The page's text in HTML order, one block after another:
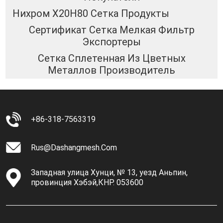
Нихром Х20Н80 Сетка Продукты
Сертификат Сетка Мелкая Фильтр
Экспортеры
Сетка Сплетенная Из Цветных
Металлов Производитель
+86-318-7563319
Rus@dashangmesh.com
Западная улица Хунци, № 13, уезд Аньпин,
провинция Хэбэй,КНР. 053600